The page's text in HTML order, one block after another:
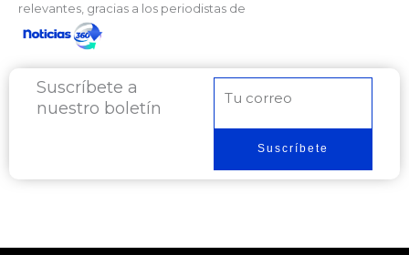
relevantes, gracias a los periodistas de
Suscríbete a
nuestro boletín
electrónico
Suscríbete